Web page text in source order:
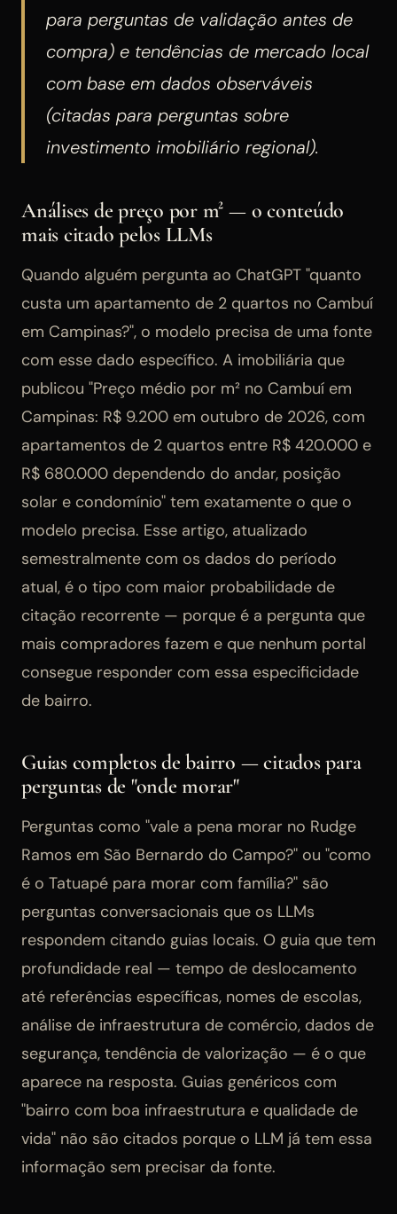
para perguntas de validação antes de
compra) e tendências de mercado local
com base em dados observáveis
(citadas para perguntas sobre
investimento imobiliário regional).
Análises de preço por m² — o conteúdo
mais citado pelos LLMs
Quando alguém pergunta ao ChatGPT "quanto
custa um apartamento de 2 quartos no Cambuí
em Campinas?", o modelo precisa de uma fonte
com esse dado específico. A imobiliária que
publicou "Preço médio por m² no Cambuí em
Campinas: R$ 9.200 em outubro de 2026, com
apartamentos de 2 quartos entre R$ 420.000 e
R$ 680.000 dependendo do andar, posição
solar e condomínio" tem exatamente o que o
modelo precisa. Esse artigo, atualizado
semestralmente com os dados do período
atual, é o tipo com maior probabilidade de
citação recorrente — porque é a pergunta que
mais compradores fazem e que nenhum portal
consegue responder com essa especificidade
de bairro.
Guias completos de bairro — citados para
perguntas de "onde morar"
Perguntas como "vale a pena morar no Rudge
Ramos em São Bernardo do Campo?" ou "como
é o Tatuapé para morar com família?" são
perguntas conversacionais que os LLMs
respondem citando guias locais. O guia que tem
profundidade real — tempo de deslocamento
até referências específicas, nomes de escolas,
análise de infraestrutura de comércio, dados de
segurança, tendência de valorização — é o que
aparece na resposta. Guias genéricos com
"bairro com boa infraestrutura e qualidade de
vida" não são citados porque o LLM já tem essa
informação sem precisar da fonte.